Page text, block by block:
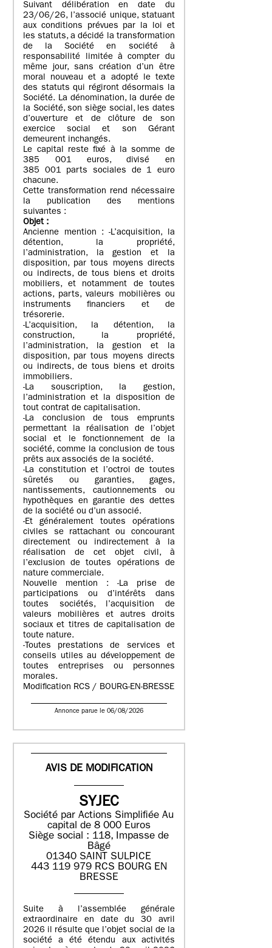
Suivant délibération en date du
23/06/26, l’associé unique, statuant
aux conditions prévues par la loi et
les statuts, a décidé la transformation
de la Société en société à
responsabilité limitée à compter du
même jour, sans création d’un être
moral nouveau et a adopté le texte
des statuts qui régiront désormais la
Société. La dénomination, la durée de
la Société, son siège social, les dates
d’ouverture et de clôture de son
exercice social et son Gérant
demeurent inchangés.
Le capital reste fixé à la somme de
385 001 euros, divisé en
385 001 parts sociales de 1 euro
chacune.
Cette transformation rend nécessaire
la publication des mentions
suivantes :
Objet :
Ancienne mention : -L’acquisition, la
détention, la propriété,
l’administration, la gestion et la
disposition, par tous moyens directs
ou indirects, de tous biens et droits
mobiliers, et notamment de toutes
actions, parts, valeurs mobilières ou
instruments financiers et de
trésorerie.
-L’acquisition, la détention, la
construction, la propriété,
l’administration, la gestion et la
disposition, par tous moyens directs
ou indirects, de tous biens et droits
immobiliers.
-La souscription, la gestion,
l’administration et la disposition de
tout contrat de capitalisation.
-La conclusion de tous emprunts
permettant la réalisation de l’objet
social et le fonctionnement de la
société, comme la conclusion de tous
prêts aux associés de la société.
-La constitution et l’octroi de toutes
sûretés ou garanties, gages,
nantissements, cautionnements ou
hypothèques en garantie des dettes
de la société ou d’un associé.
-Et généralement toutes opérations
civiles se rattachant ou concourant
directement ou indirectement à la
réalisation de cet objet civil, à
l’exclusion de toutes opérations de
nature commerciale.
Nouvelle mention : -La prise de
participations ou d’intérêts dans
toutes sociétés, l’acquisition de
valeurs mobilières et autres droits
sociaux et titres de capitalisation de
toute nature.
-Toutes prestations de services et
conseils utiles au développement de
toutes entreprises ou personnes
morales.
Modification RCS / BOURG-EN-BRESSE
Annonce parue le 06/08/2026
AVIS DE MODIFICATION
SYJEC
Société par Actions SimplifiéeAu
capital de 8 000 Euros
Siège social : 118, Impasse de
Bâgé
01340 SAINT SULPICE
443 119 979 RCS BOURG EN
BRESSE
Suite à l’assemblée générale
extraordinaire en date du 30 avril
2026 il résulte que l’objet social de la
société a été étendu aux activités